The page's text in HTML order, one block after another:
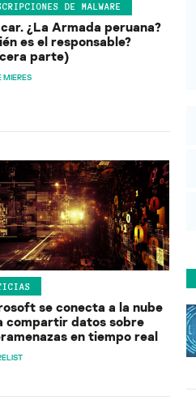
DE MALWARE
¿La Armada peruana?
es el responsable?
parte)
MIERES
se conecta a la nube
compartir datos sobre
en tiempo real